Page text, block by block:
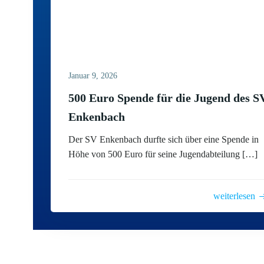
Januar 9, 2026
500 Euro Spende für die Jugend des
Enkenbach
Der SV Enkenbach durfte sich über eine Spende in
Höhe von 500 Euro für seine Jugendabteilung […]
weiterlesen